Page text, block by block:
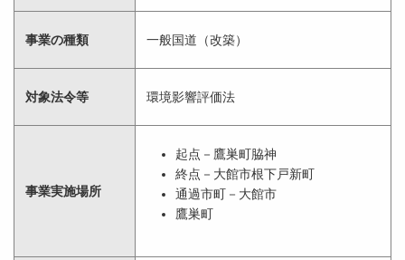
事業の種類 一般国道（改築）
対象法令等 環境影響評価法
事業実施場所
起点－鷹巣町脇神
終点－大館市根下戸新町
通過市町－大館市
鷹巣町